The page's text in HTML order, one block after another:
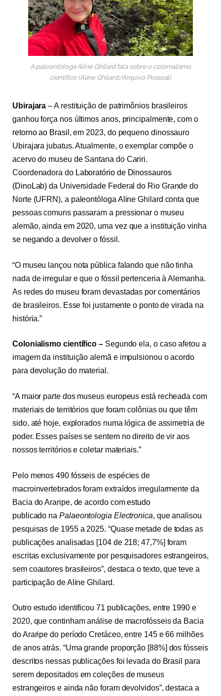
A paleontóloga Aline Ghilard fala sobre o colonialismo
científico (Aline Ghilard/Arquivo Pessoal)
Ubirajara –A restituição de patrimônios brasileiros
ganhou força nos últimos anos, principalmente, com o
retorno ao Brasil , em 2023, do pequeno dinossauro
Ubirajara jubatus. Atualmente, o exemplar compõe o
acervo do museu de Santana do Cariri.
Coordenadora do Laboratório de Dinossauros
(DinoLab) da Universidade Federal do Rio Grande do
Norte (UFRN), a paleontóloga Aline Ghilard conta que
pessoas comuns passaram a pressionar o museu
alemão, ainda em 2020, uma vez que a instituição vinha
se negando a devolver o fóssil.
“O museu lançou nota pública falando que não tinha
nada de irregular e que o fóssil pertenceria à Alemanha.
As redes do museu foram devastadas por comentários
de brasileiros. Esse foi justamente o ponto de virada na
história.”
Colonialismo científico – Segundo ela, o caso afetou a
imagem da instituição alemã e impulsionou o acordo
para devolução do material.
“A maior parte dos museus europeus está recheada com
materiais de territórios que foram colônias ou que têm
sido, até hoje, explorados numa lógica de assimetria de
poder. Esses países se sentem no direito de vir aos
nossos territórios e coletar materiais.”
Pelo menos 490 fósseis de espécies de
macroinvertebrados foram extraídos irregularmente da
Bacia do Araripe, de acordo comestudo
publicado na Palaeontologia Electronica, que analisou
pesquisas de 1955 a 2025. “Quase metade de todas as
publicações analisadas [104 de 218; 47,7%] foram
escritas exclusivamente por pesquisadores estrangeiros,
sem coautores brasileiros”, destaca o texto, que teve a
participação de Aline Ghilard.
Outro estudo identificou 71 publicações, entre 1990 e
2020, que continham análise de macrofósseis da Bacia
do Araripe do período Cretáceo, entre 145 e 66 milhões
de anos atrás. “Uma grande proporção [88%] dos fósseis
descritos nessas publicações foi levada do Brasil para
serem depositados em coleções de museus
estrangeiros e ainda não foram devolvidos”, destaca a